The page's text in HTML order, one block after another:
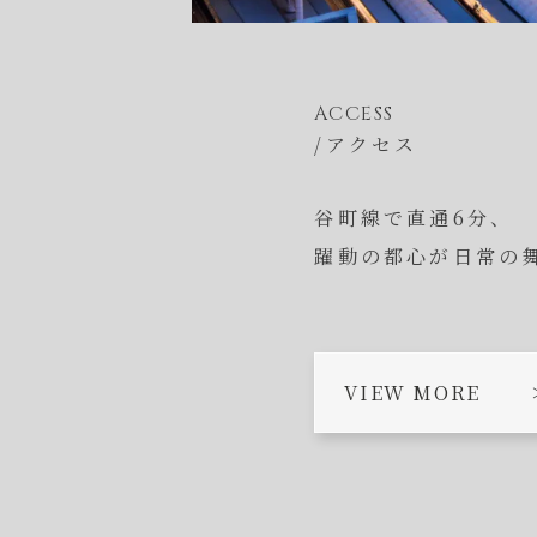
ACCESS
/アクセス
谷町線で直通6分、
躍動の都心が日常の
VIEW MORE